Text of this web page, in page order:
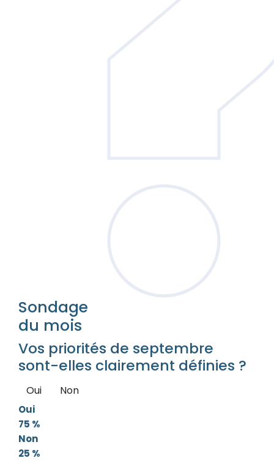
Sondage
du mois
Vos priorités de septembre
sont-elles clairement définies ?
Oui Non
Oui
75 %
Non
25 %